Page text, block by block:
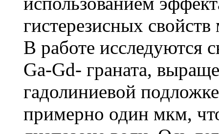
гистерезисных
В работе исследуются
Ga-Gd- граната,
гадолиниевой
примерно один мкм,